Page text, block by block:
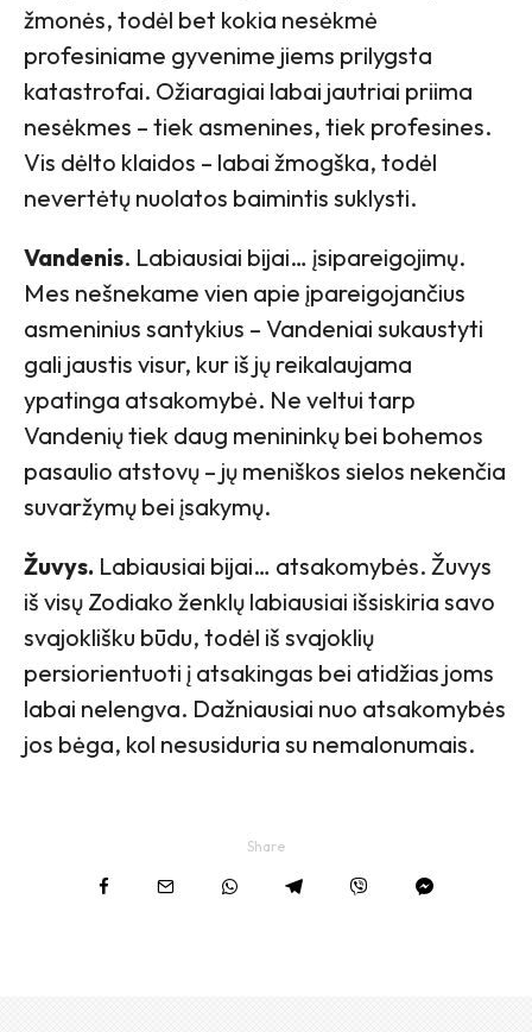
žmonės, todėl bet kokia nesėkmė
profesiniame gyvenime jiems prilygsta
katastrofai. Ožiaragiai labai jautriai priima
nesėkmes – tiek asmenines, tiek profesines.
Vis dėlto klaidos – labai žmogška, todėl
nevertėtų nuolatos baimintis suklysti.
Vandenis. Labiausiai bijai… įsipareigojimų.
Mes nešnekame vien apie įpareigojančius
asmeninius santykius – Vandeniai sukaustyti
gali jaustis visur, kur iš jų reikalaujama
ypatinga atsakomybė. Ne veltui tarp
Vandenių tiek daug menininkų bei bohemos
pasaulio atstovų – jų meniškos sielos nekenčia
suvaržymų bei įsakymų.
Žuvys. Labiausiai bijai… atsakomybės. Žuvys
iš visų Zodiako ženklų labiausiai išsiskiria savo
svajoklišku būdu, todėl iš svajoklių
persiorientuoti į atsakingas bei atidžias joms
labai nelengva. Dažniausiai nuo atsakomybės
jos bėga, kol nesusiduria su nemalonumais.
Share